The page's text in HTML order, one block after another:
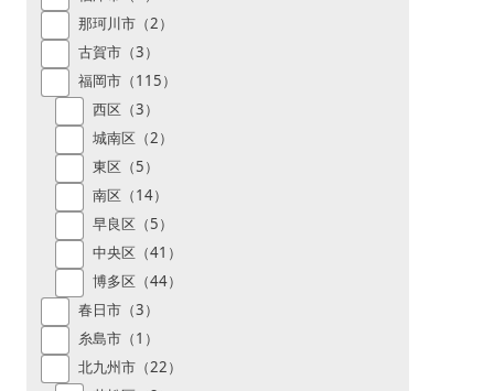
那珂川市（2）
古賀市（3）
福岡市（115）
西区（3）
城南区（2）
東区（5）
南区（14）
早良区（5）
中央区（41）
博多区（44）
春日市（3）
糸島市（1）
北九州市（22）